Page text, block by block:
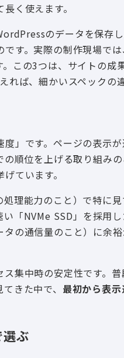
く使えます。
のデータを保存
す。実際の制作現場で
この3つは、サイトの
れば、細かいスペックの
」です。ページの表示
順位を上げる取り組み
ています。
理能力のこと）で特に
「NVMe SSD」を採用
の通信量のこと）に余
集中時の安定性です。
きた中で、 最初から表
ぶ